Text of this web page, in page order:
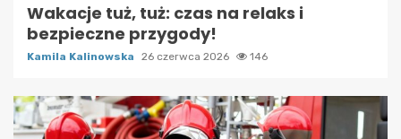
Wakacje tuż, tuż: czas na relaks i
bezpieczne przygody!
Kamila Kalinowska 26 czerwca 2026 146